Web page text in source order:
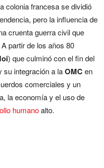
colonia francesa se dividió
pero la influencia de
cruenta guerra civil que
partir de los años 80
) que culminó con el fin del
su integración a laOMCen
comerciales y un
la economía y el uso de
humanoalto.